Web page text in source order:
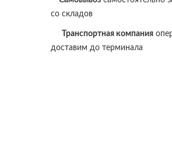
со складов
Транспортная компания
доставим до терминала